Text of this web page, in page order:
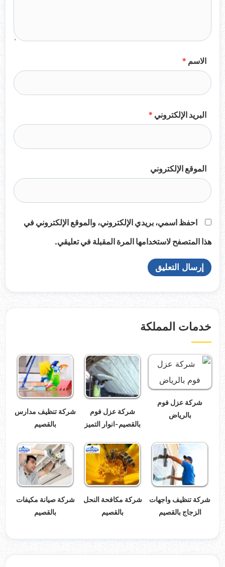
الاسم *
البريد الإلكتروني *
الموقع الإلكتروني
احفظ اسمي، بريدي الإلكتروني، والموقع الإلكتروني في
هذا المتصفح لاستخدامها المرة المقبلة في تعليقي.
خدمات المملكة
شركة عزل فوم
بالرياض
شركة عزل فوم
بالقصيم-انوار التميز
شركة تنظيف مدارس
بالقصيم
شركة تنظيف واجهات
الزجاج بالقصيم
شركة مكافحة النحل
بالقصيم
شركة صيانة مكيفات
بالقصيم